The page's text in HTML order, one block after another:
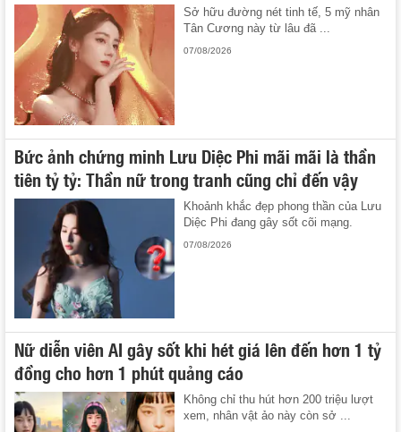
Sở hữu đường nét tinh tế, 5 mỹ nhân
Tân Cương này từ lâu đã ...
07/08/2026
Bức ảnh chứng minh Lưu Diệc Phi mãi mãi là thần
tiên tỷ tỷ: Thần nữ trong tranh cũng chỉ đến vậy
Khoảnh khắc đẹp phong thần của Lưu
Diệc Phi đang gây sốt cõi mạng.
07/08/2026
Nữ diễn viên AI gây sốt khi hét giá lên đến hơn 1 tỷ
đồng cho hơn 1 phút quảng cáo
Không chỉ thu hút hơn 200 triệu lượt
xem, nhân vật ảo này còn sở ...